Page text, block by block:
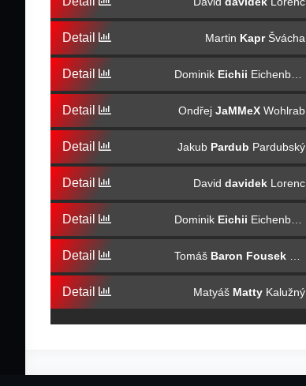
Detail Martin KaprŠvácha
Detail Dominik Eichii Eichenberger
Detail Ondřej JaMMeXWohlrab
Detail Jakub Pardub Pardubský
Detail David davidekLorenc
Detail Dominik Eichii Eichenberger
Detail Tomáš Baron Fousek
Detail Matyáš MattyKalužný